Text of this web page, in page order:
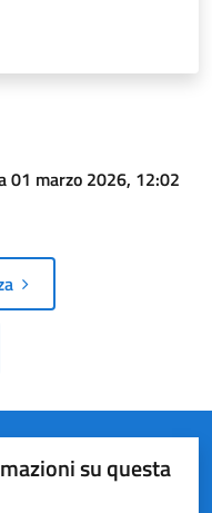
01 marzo 2026, 12:02
su questa